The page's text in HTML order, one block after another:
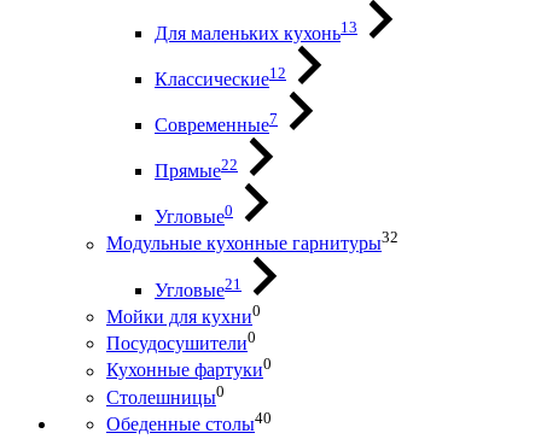
Для маленьких кухонь13
Классические12
Современные7
Прямые22
Угловые0
Модульные кухонные гарнитуры32
Угловые21
Мойки для кухни0
Посудосушители0
Кухонные фартуки0
Столешницы0
Обеденные столы40